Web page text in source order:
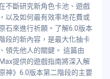
不斷研究新角色卡池、遊戲
以及如何最有效率地花費或
石來進行祈願。了解6.0版本
段的新內容，是最大化抽卡
領先他人的關鍵。 這篇由
提供的遊戲指南將深入解
神》6.0版本第二階段的主要